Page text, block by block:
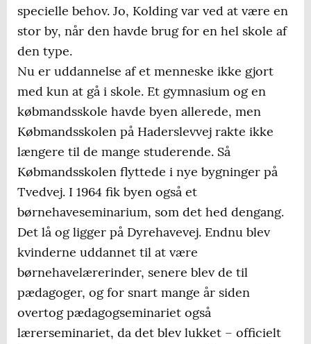
specielle behov. Jo, Kolding var ved at være en
stor by, når den havde brug for en hel skole af
den type.
Nu er uddannelse af et menneske ikke gjort
med kun at gå i skole. Et gymnasium og en
købmandsskole havde byen allerede, men
Købmandsskolen på Haderslevvej rakte ikke
længere til de mange studerende. Så
Købmandsskolen flyttede i nye bygninger på
Tvedvej. I 1964 fik byen også et
børnehaveseminarium, som det hed dengang.
Det lå og ligger på Dyrehavevej. Endnu blev
kvinderne uddannet til at være
børnehavelærerinder, senere blev de til
pædagoger, og for snart mange år siden
overtog pædagogseminariet også
lærerseminariet, da det blev lukket – officielt